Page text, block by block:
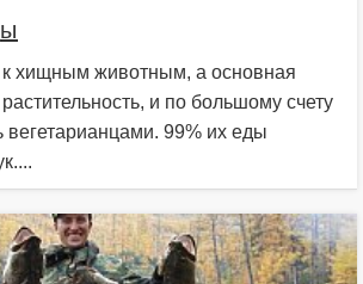
к хищным животным, а основная
и по большому счету
вегетарианцами. 99% их еды